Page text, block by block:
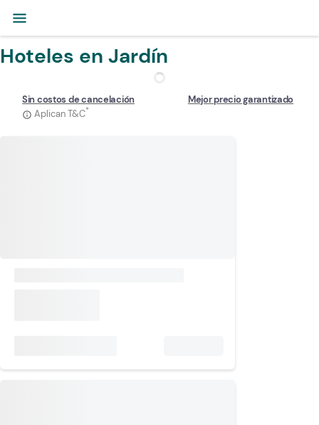
menu
Hoteles en Jardín
Sin costos de cancelación
info_outline Aplican T&C*
Mejor precio garantizado